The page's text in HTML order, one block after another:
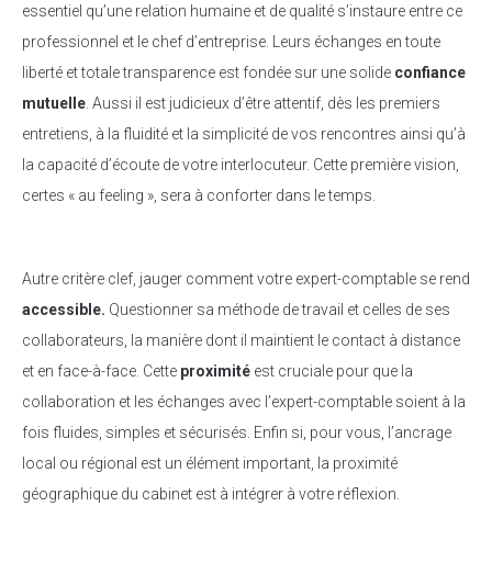
essentiel qu’une relation humaine et de qualité s’instaure entre ce
professionnel et le chef d’entreprise. Leurs échanges en toute
liberté et totale transparence est fondée sur une solide confiance
mutuelle . Aussi il est judicieux d’être attentif, dès les premiers
entretiens, à la fluidité et la simplicité de vos rencontres ainsi qu’à
la capacité d’écoute de votre interlocuteur. Cette première vision,
certes « au feeling », sera à conforter dans le temps.
Autre critère clef, jauger comment votre expert-comptable se rend
accessible. Questionner sa méthode de travail et celles de ses
collaborateurs, la manière dont il maintient le contact à distance
et en face-à-face. Cette proximité est cruciale pour que la
collaboration et les échanges avec l’expert-comptable soient à la
fois fluides, simples et sécurisés. Enfin si, pour vous, l’ancrage
local ou régional est un élément important, la proximité
géographique du cabinet est à intégrer à votre réflexion.